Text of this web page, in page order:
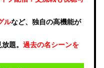
ルなど、独自の高機能が
題。 過去の名シーンを